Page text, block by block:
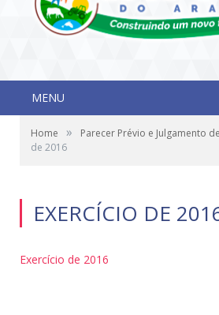
MENU
Home » Parecer Prévio e Julgamento
de 2016
EXERCÍCIO DE
Exercício de 2016